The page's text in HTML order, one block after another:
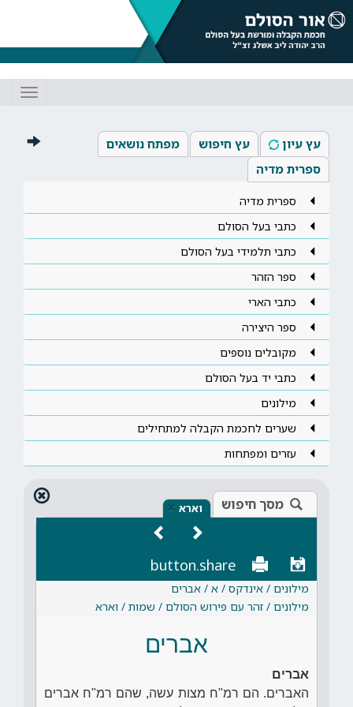
עץ עיון עץ חיפוש
מפתח נושאים
ספרית מדיה
ספרית מדיה
כתבי בעל הסולם
כתבי תלמידי בעל הסולם
ספר הזהר
כתבי הארי
ספר היצירה
מקובלים נוספים
כתבי יד בעל הסולם
מילונים
שערים לחכמת הקבלה למתחילים
עזרים ומפתחות
מסך חיפוש וארא ×
button.share
מילונים / אינדקס / א / אברים
מילונים / זהר עם פירוש הסולם / שמות / וארא
אברים
אברים
האברים. הם רמ"ח מצות עשה, שהם רמ"ח אברים